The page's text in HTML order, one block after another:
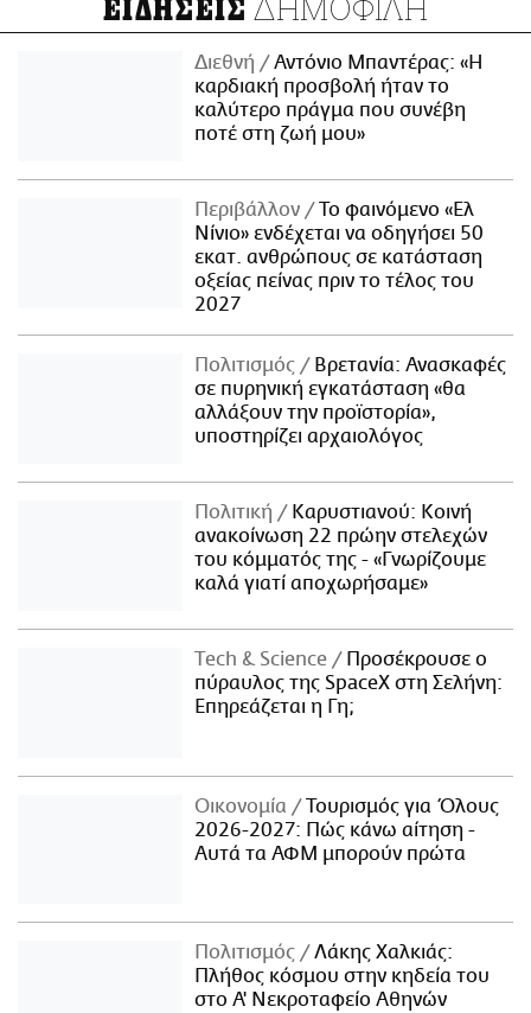
ΕΙΔΗΣΕΙΣ
Διεθνή
Αντόνιο Μπαντέρας: «Η
καρδιακή προσβολή ήταν το
καλύτερο πράγμα που συνέβη
ποτέ στη ζωή μου»
Περιβάλλον
Το φαινόμενο «Ελ
Νίνιο» ενδέχεται να οδηγήσει 50
εκατ. ανθρώπους σε κατάσταση
οξείας πείνας πριν το τέλος του
2027
Πολιτισμός
Βρετανία: Ανασκαφές
σε πυρηνική εγκατάσταση «θα
αλλάξουν την προϊστορία»,
υποστηρίζει αρχαιολόγος
Πολιτική
Καρυστιανού: Κοινή
ανακοίνωση 22 πρώην στελεχών
του κόμματός της - «Γνωρίζουμε
καλά γιατί αποχωρήσαμε»
Τech & Science
Προσέκρουσε ο
πύραυλος της SpaceX στη Σελήνη:
Επηρεάζεται η Γη;
Οικονομία
Τουρισμός για Όλους
2026-2027: Πώς κάνω αίτηση -
Αυτά τα ΑΦΜ μπορούν πρώτα
Πολιτισμός
Λάκης Χαλκιάς:
Πλήθος κόσμου στην κηδεία του
στο Α' Νεκροταφείο Αθηνών